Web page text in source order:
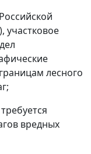
участковое
лесного
вредных